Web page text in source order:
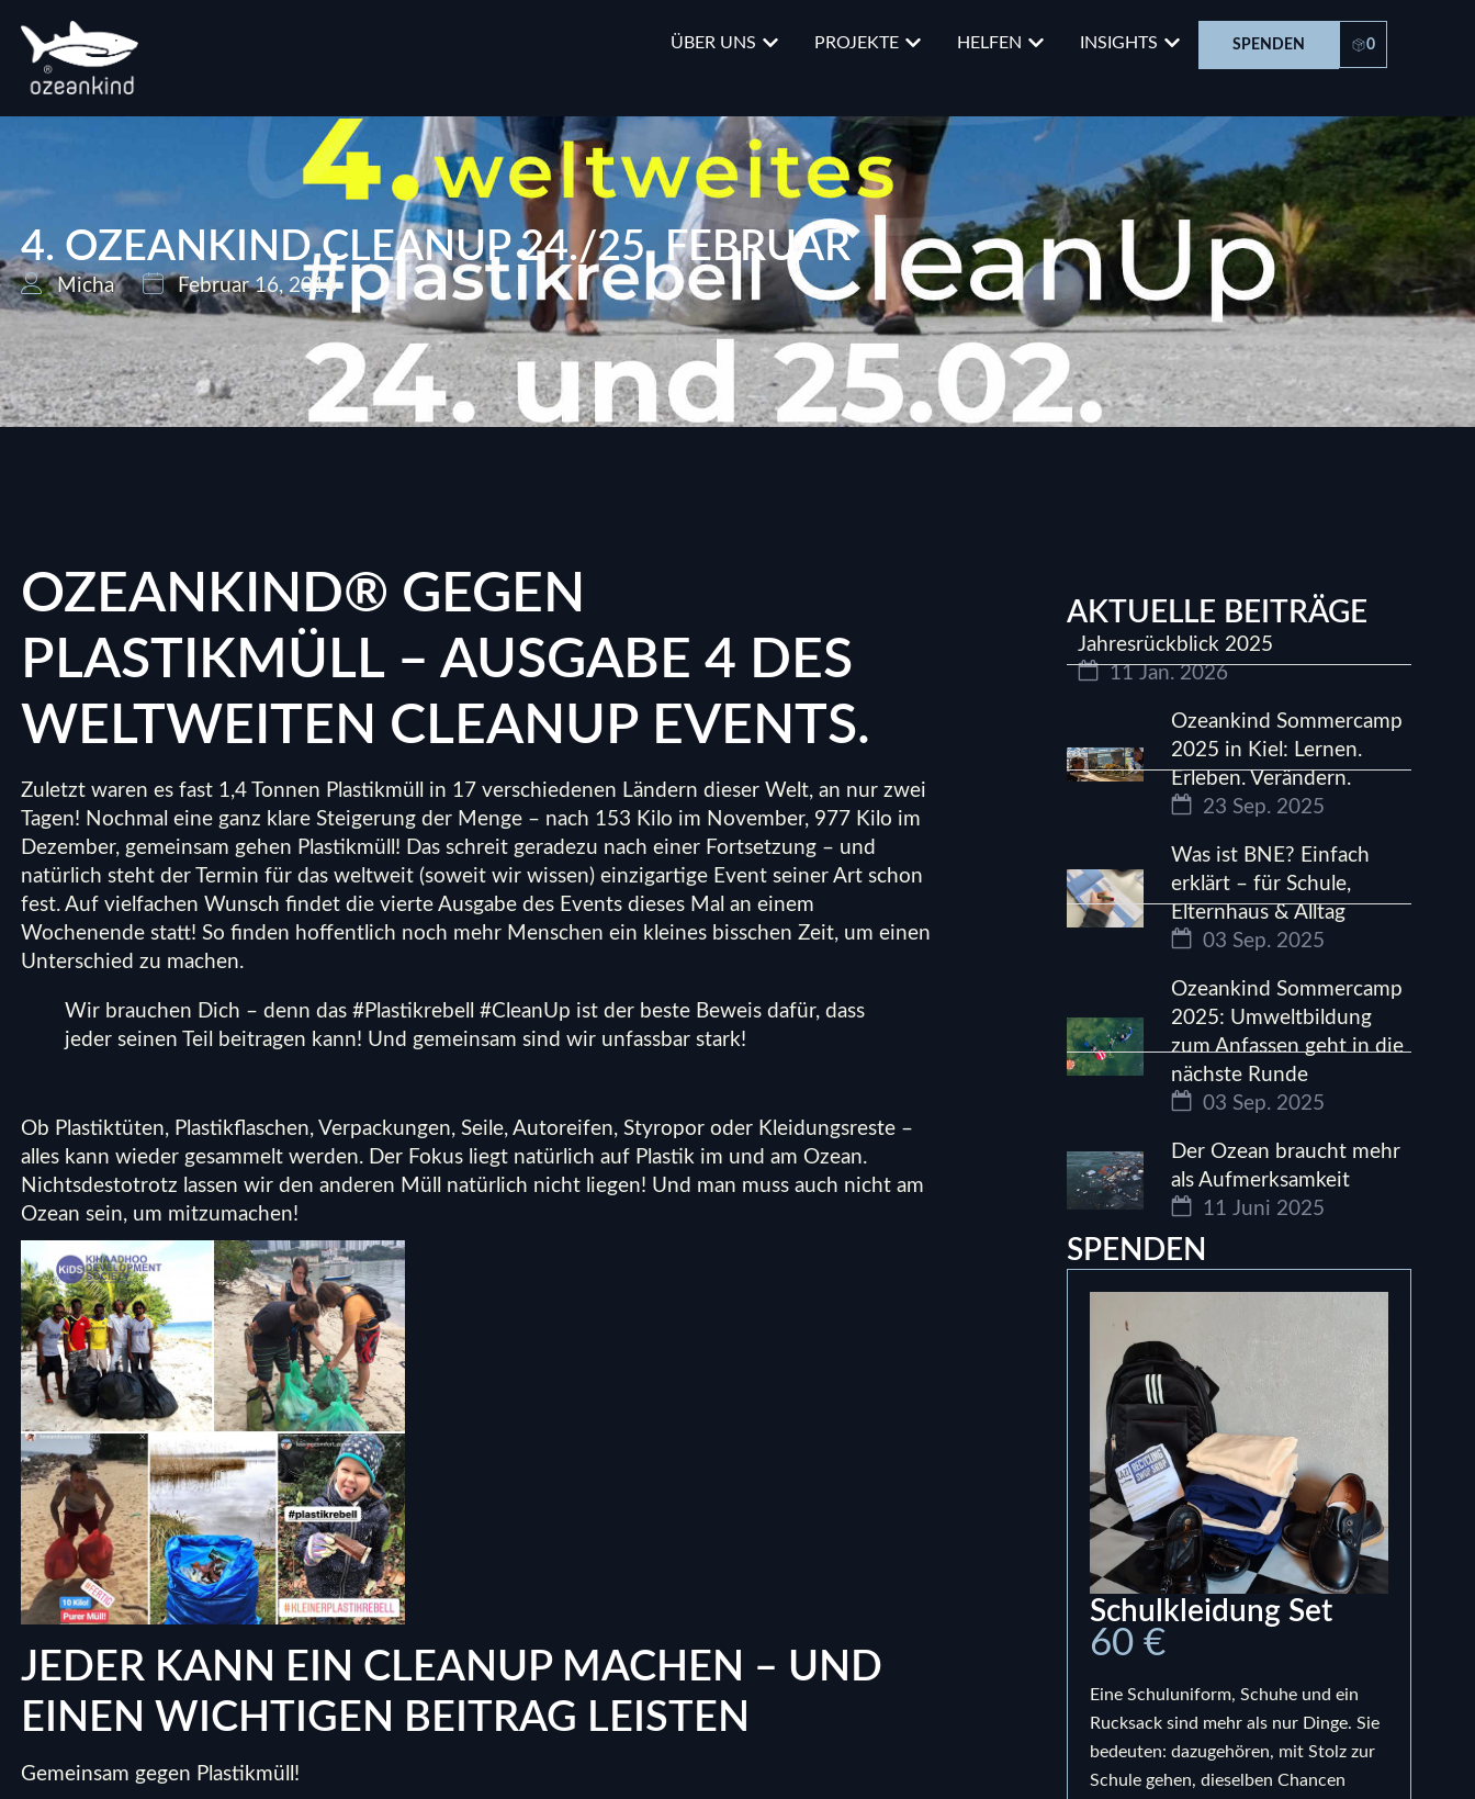
ÜBER UNS PROJEKTE HELFEN INSIGHTS SPENDEN 0
4. OZEANKIND CLEANUP 24./25. FEBRUAR
Micha Februar 16, 2018
OZEANKIND® GEGEN
PLASTIKMÜLL – AUSGABE 4 DES
WELTWEITEN CLEANUP EVENTS.
Zuletzt waren es fast 1,4 Tonnen Plastikmüll in 17 verschiedenen Ländern dieser Welt, an nur zwei
Tagen! Nochmal eine ganz klare Steigerung der Menge – nach 153 Kilo im November, 977 Kilo im
Dezember, gemeinsam gehen Plastikmüll! Das schreit geradezu nach einer Fortsetzung – und
natürlich steht der Termin für das weltweit (soweit wir wissen) einzigartige Event seiner Art schon
fest. Auf vielfachen Wunsch findet die vierte Ausgabe des Events dieses Mal an einem
Wochenende statt! So finden hoffentlich noch mehr Menschen ein kleines bisschen Zeit, um einen
Unterschied zu machen.
Wir brauchen Dich – denn das #Plastikrebell #CleanUp ist der beste Beweis dafür, dass
jeder seinen Teil beitragen kann! Und gemeinsam sind wir unfassbar stark!
Ob Plastiktüten, Plastikflaschen, Verpackungen, Seile, Autoreifen, Styropor oder Kleidungsreste –
alles kann wieder gesammelt werden. Der Fokus liegt natürlich auf Plastik im und am Ozean.
Nichtsdestotrotz lassen wir den anderen Müll natürlich nicht liegen! Und man muss auch nicht am
Ozean sein, um mitzumachen!
JEDER KANN EIN CLEANUP MACHEN – UND
EINEN WICHTIGEN BEITRAG LEISTEN
Gemeinsam gegen Plastikmüll!
AKTUELLE BEITRÄGE
Jahresrückblick 2025
11 Jan. 2026
Ozeankind Sommercamp
2025 in Kiel: Lernen.
Erleben. Verändern.
23 Sep. 2025
Was ist BNE? Einfach
erklärt – für Schule,
Elternhaus & Alltag
03 Sep. 2025
Ozeankind Sommercamp
2025: Umweltbildung
zum Anfassen geht in die
nächste Runde
03 Sep. 2025
Der Ozean braucht mehr
als Aufmerksamkeit
11 Juni 2025
SPENDEN
Schulkleidung Set
60 €
Eine Schuluniform, Schuhe und ein
Rucksack sind mehr als nur Dinge. Sie
bedeuten: dazugehören, mit Stolz zur
Schule gehen, dieselben Chancen